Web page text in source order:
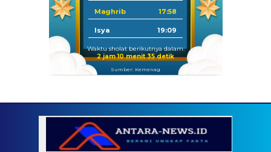
Maghrib 17:58
Isya 19:09
Waktu sholat berikutnya dalam:
2 jam 10 menit 34 detik
Sumber: Kemenag